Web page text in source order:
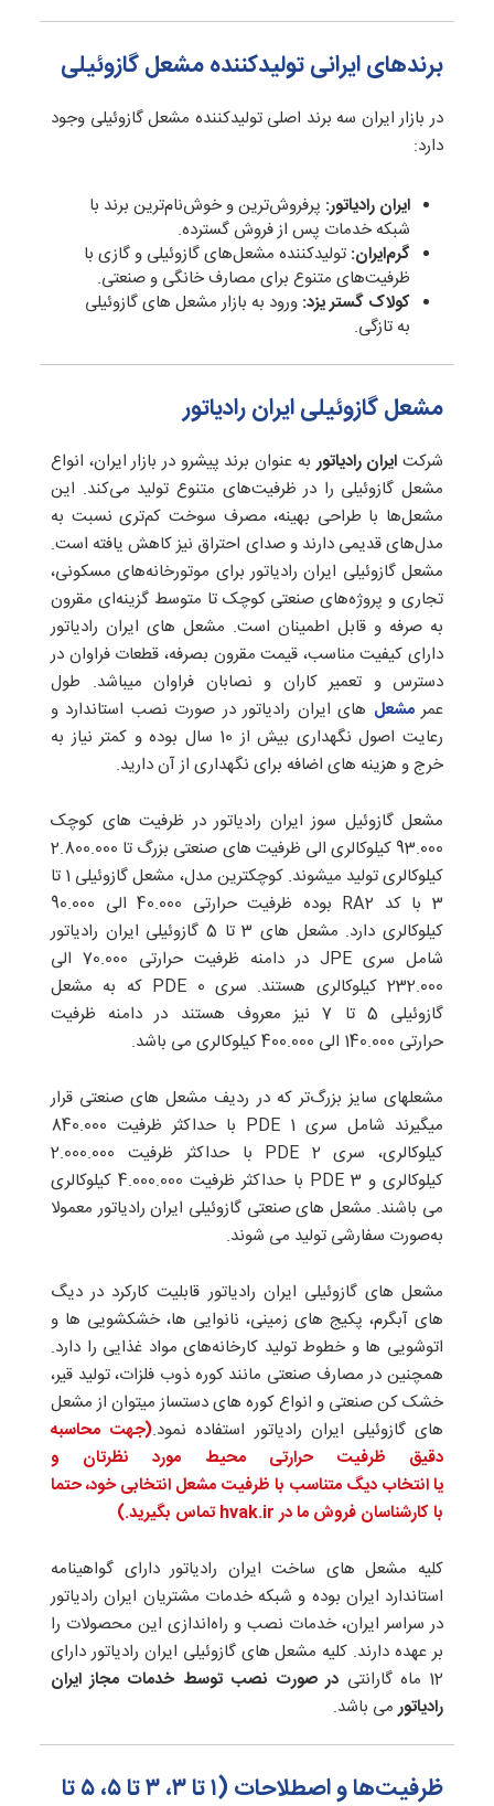
برندهای ایرانی تولیدکننده مشعل گازوئیلی
در بازار ایران سه برند اصلی تولیدکننده مشعل گازوئیلی وجود
دارد:
ایران رادیاتور: پرفروش‌ترین و خوش‌نام‌ترین برند با
شبکه خدمات پس از فروش گسترده.
گرم‌ایران: تولیدکننده مشعل‌های گازوئیلی و گازی با
ظرفیت‌های متنوع برای مصارف خانگی و صنعتی.
کولاک گستر یزد: ورود به بازار مشعل های گازوئیلی
به تازگی.
مشعل گازوئیلی ایران رادیاتور
شرکت ایران رادیاتوربه عنوان برند پیشرو در بازار ایران، انواع
مشعل گازوئیلی را در ظرفیت‌های متنوع تولید می‌کند. این
مشعل‌ها با طراحی بهینه، مصرف سوخت کم‌تری نسبت به
مدل‌های قدیمی دارند و صدای احتراق نیز کاهش یافته است.
مشعل گازوئیلی ایران رادیاتور برای موتورخانه‌های مسکونی،
تجاری و پروژه‌های صنعتی کوچک تا متوسط گزینه‌ای مقرون
به صرفه و قابل اطمینان است. مشعل های ایران رادیاتور
دارای کیفیت مناسب، قیمت مقرون بصرفه، قطعات فراوان در
دسترس و تعمیر کاران و نصابان فراوان میباشد. طول
عمرمشعل های ایران رادیاتور در صورت نصب استاندارد و
رعایت اصول نگهداری بیش از 10 سال بوده و کمتر نیاز به
خرج و هزینه های اضافه برای نگهداری از آن دارید.
مشعل گازوئیل سوز ایران رادیاتور در ظرفیت های کوچک
93.000 کیلوکالری الی ظرفیت های صنعتی بزرگ تا 2.800.000
کیلوکالری تولید میشوند. کوچکترین مدل، مشعل گازوئیلی 1 تا
3 با کد RA2 بوده ظرفیت حرارتی 40.000 الی 90.000
کیلوکالری دارد. مشعل های 3 تا 5 گازوئیلی ایران رادیاتور
شامل سری JPE در دامنه ظرفیت حرارتی 70.000 الی
232.000 کیلوکالری هستند. سری PDE 0 که به مشعل
گازوئیلی 5 تا 7 نیز معروف هستند در دامنه ظرفیت
حرارتی 140.000 الی 400.000 کیلوکالری می باشد.
مشعلهای سایز بزرگ‌تر که در ردیف مشعل های صنعتی قرار
میگیرند شامل سری PDE 1 با حداکثر ظرفیت 840.000
کیلوکالری، سری PDE 2 با حداکثر ظرفیت 2.000.000
کیلوکالری و PDE 3 با حداکثر ظرفیت 4.000.000 کیلوکالری
می باشند. مشعل های صنعتی گازوئیلی ایران رادیاتور معمولا
به‌صورت سفارشی تولید می شوند.
مشعل های گازوئیلی ایران رادیاتور قابلیت کارکرد در دیگ
های آبگرم، پکیج های زمینی، نانوایی ها، خشکشویی ها و
اتوشویی ها و خطوط تولید کارخانه‌های مواد غذایی را دارد.
همچنین در مصارف صنعتی مانند کوره ذوب فلزات، تولید قیر،
خشک کن صنعتی و انواع کوره های دستساز میتوان از مشعل
های گازوئیلی ایران رادیاتور استفاده نمود.(جهت محاسبه
دقیق ظرفیت حرارتیمحیط مورد نظرتان و
یاانتخاب دیگ متناسب با ظرفیت مشعل انتخابی خود،حتما
با کارشناسان فروش ما در hvak.ir تماس بگیرید.)
کلیه مشعل های ساخت ایران رادیاتور دارای گواهینامه
استاندارد ایران بوده و شبکه خدمات مشتریان ایران رادیاتور
در سراسر ایران، خدمات نصب و راه‌اندازی این محصولات را
بر عهده دارند. کلیه مشعل های گازوئیلی ایران رادیاتور دارای
12 ماه گارانتی
در صورت نصب توسط خدمات مجاز ایران
رادیاتورمی باشد.
ظرفیت‌ها و اصطلاحات (۱ تا ۳، ۳ تا ۵، ۵ تا